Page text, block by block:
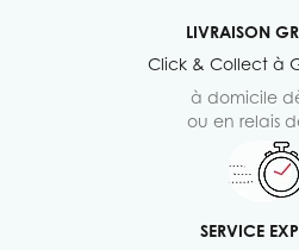
LIVRAISON
Click & Collect à
à domicile
ou en relais
SERVICE